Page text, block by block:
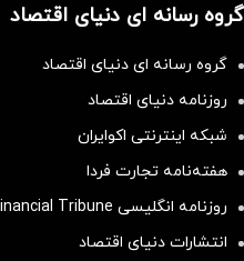
گروه رسانه ای دنیای اقتصاد
گروه رسانه ای دنیای اقتصاد
روزنامه دنیای اقتصاد
شبکه اینترنتی اکوایران
هفته‌نامه تجارت فردا
روزنامه انگلیسی Financial Tribune
انتشارات دنیای اقتصاد